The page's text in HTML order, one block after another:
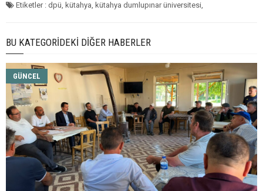
Etiketler : dpü, kütahya, kütahya dumlupınar üniversitesi,
BU KATEGORIDEKI DIĞER HABERLER
GÜNCEL